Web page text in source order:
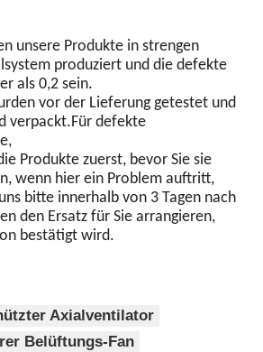
unsere Produkte in strengen
produziert und die defekte
als 0,2 sein.
vor der Lieferung getestet und
verpackt.Für defekte
Produkte zuerst, bevor Sie sie
wenn hier ein Problem auftritt,
bitte innerhalb von 3 Tagen nach
den Ersatz für Sie arrangieren,
bestätigt wird.
Axialventilator
Belüftungs-Fan